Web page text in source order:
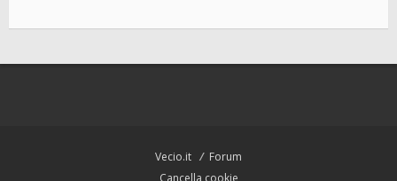
Vecio.it
Forum
Cancella cookie